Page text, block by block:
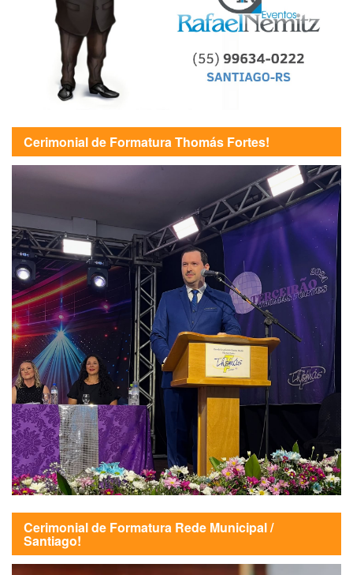
Cerimonial de Formatura Thomás Fortes!
Cerimonial de Formatura Rede Municipal /
Santiago!